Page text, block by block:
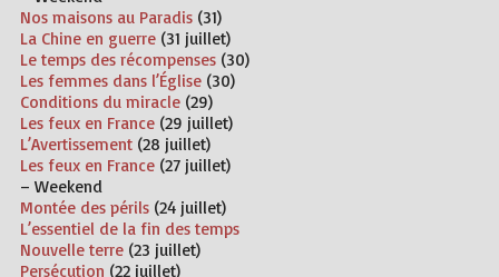
Nos maisons au Paradis(31)
La Chine en guerre(31 juillet)
Le temps des récompenses(30)
Les femmes dans l’Église(30)
Conditions du miracle(29)
Les feux en France(29 juillet)
L’Avertissement(28 juillet)
Les feux en France(27 juillet)
– Weekend
Montée des périls(24 juillet)
L’essentiel de la fin des temps
Nouvelle terre(23 juillet)
Persécution (22 juillet)